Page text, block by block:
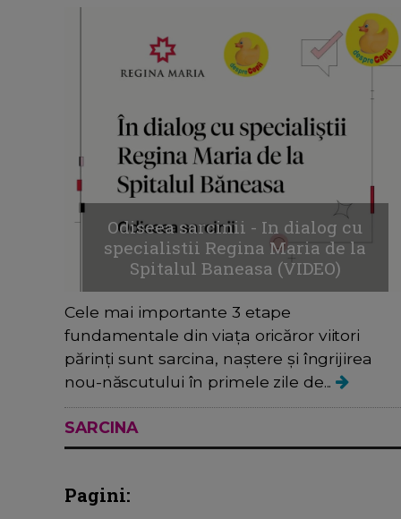
Odiseea sarcinii - In dialog cu
specialistii Regina Maria de la
Spitalul Baneasa (VIDEO)
Cele mai importante 3 etape
fundamentale din viața oricăror viitori
părinți sunt sarcina, naștere și îngrijirea
nou-născutului în primele zile de...
SARCINA
Pagini: